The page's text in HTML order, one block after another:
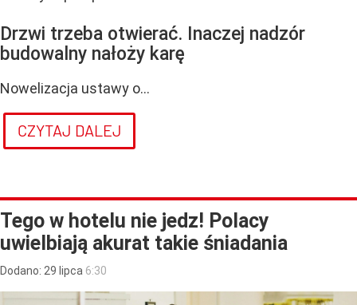
Drzwi trzeba otwierać. Inaczej nadzór
budowalny nałoży karę
Nowelizacja ustawy o...
CZYTAJ DALEJ
Tego w hotelu nie jedz! Polacy
uwielbiają akurat takie śniadania
Dodano: 29 lipca 6:30